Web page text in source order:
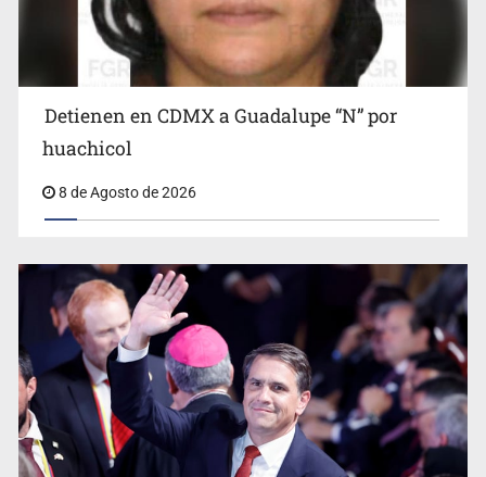
Ciclosporiasis no representa un riesgo epidemiológico
masivo
Detienen en CDMX a Guadalupe “N” por
huachicol
8 de Agosto de 2026